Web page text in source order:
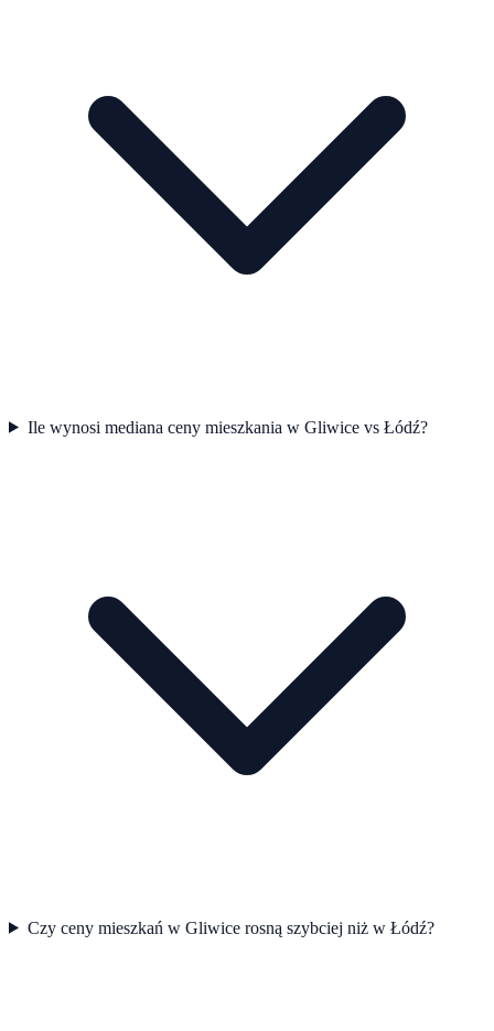
Ile wynosi mediana ceny mieszkania w Gliwice vs Łódź?
Czy ceny mieszkań w Gliwice rosną szybciej niż w Łódź?